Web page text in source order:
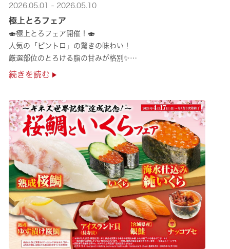
2026.05.01 - 2026.05.10
極上とろフェア
🍣極上とろフェア開催！🍣
人気の「ビントロ」の驚きの味わい！
厳選部位のとろける脂の甘みが格別✨
極上の味覚を是非くら寿司でご堪能ください♪
続きを読む